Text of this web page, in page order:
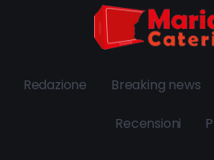
Redazione Breaking news
Recensioni